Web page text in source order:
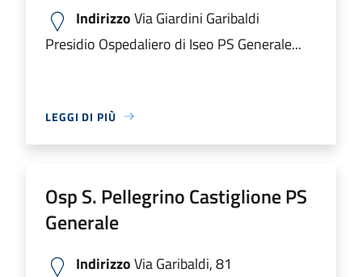
IndirizzoVia Giardini Garibaldi
Presidio Ospedaliero di Iseo PS Generale...
LEGGI DI PIÙ
Osp S. Pellegrino Castiglione PS
Generale
IndirizzoVia Garibaldi, 81